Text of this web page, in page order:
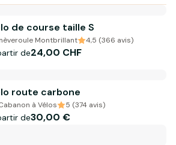
de course taille S
Montbrillant 4,5 (366 avis)
de24,00 CHF
route carbone
à Vélos 5 (374 avis)
de30,00 €